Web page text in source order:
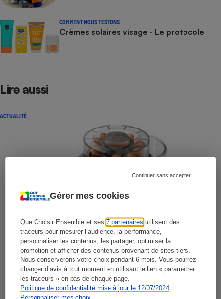
Gérer mes cookies
Que Choisir Ensemble et ses7 partenaires utilisent des
traceurs pour mesurer l’audience, la performance,
personnaliser les contenus, les partager, optimiser la
promotion et afficher des contenus provenant de sites tiers.
Nous conserverons votre choix pendant 6 mois. Vous pourrez
changer d’avis à tout moment en utilisant le lien « paramétrer
les traceurs » en bas de chaque page.
Politique de confidentialité mise à jour le 12/07/2024
Personnaliser mes choix
Continuer sans accepter
COMMENT NOUS TESTONS
Crèmes solaires visage - Le protocole
Lire aussi
ACTUALITÉ